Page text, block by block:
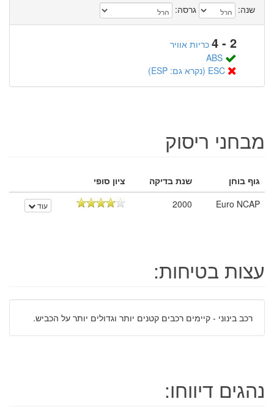
שנה: גרסה:
2 - 4
כריות אוויר
ABS
ESC (נקרא גם: ESP)
מבחני ריסוק
גוף בוחן שנת בדיקה
ציון סופי
Euro NCAP
2000 עוד
עצות בטיחות:
רכב בינוני - קיימים רכבים קטנים יותר וגדולים יותר על הכביש.
נהגים דיווחו: